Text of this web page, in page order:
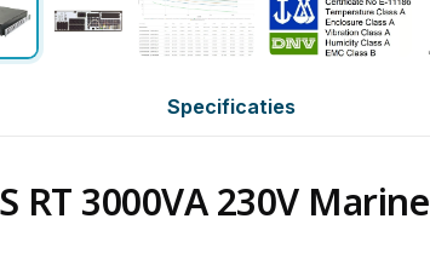
Specificaties
RT 3000VA 230V Marine